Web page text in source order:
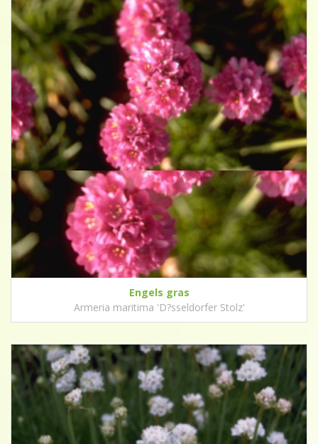
Engels gras
Armeria maritima 'D?sseldorfer Stolz'